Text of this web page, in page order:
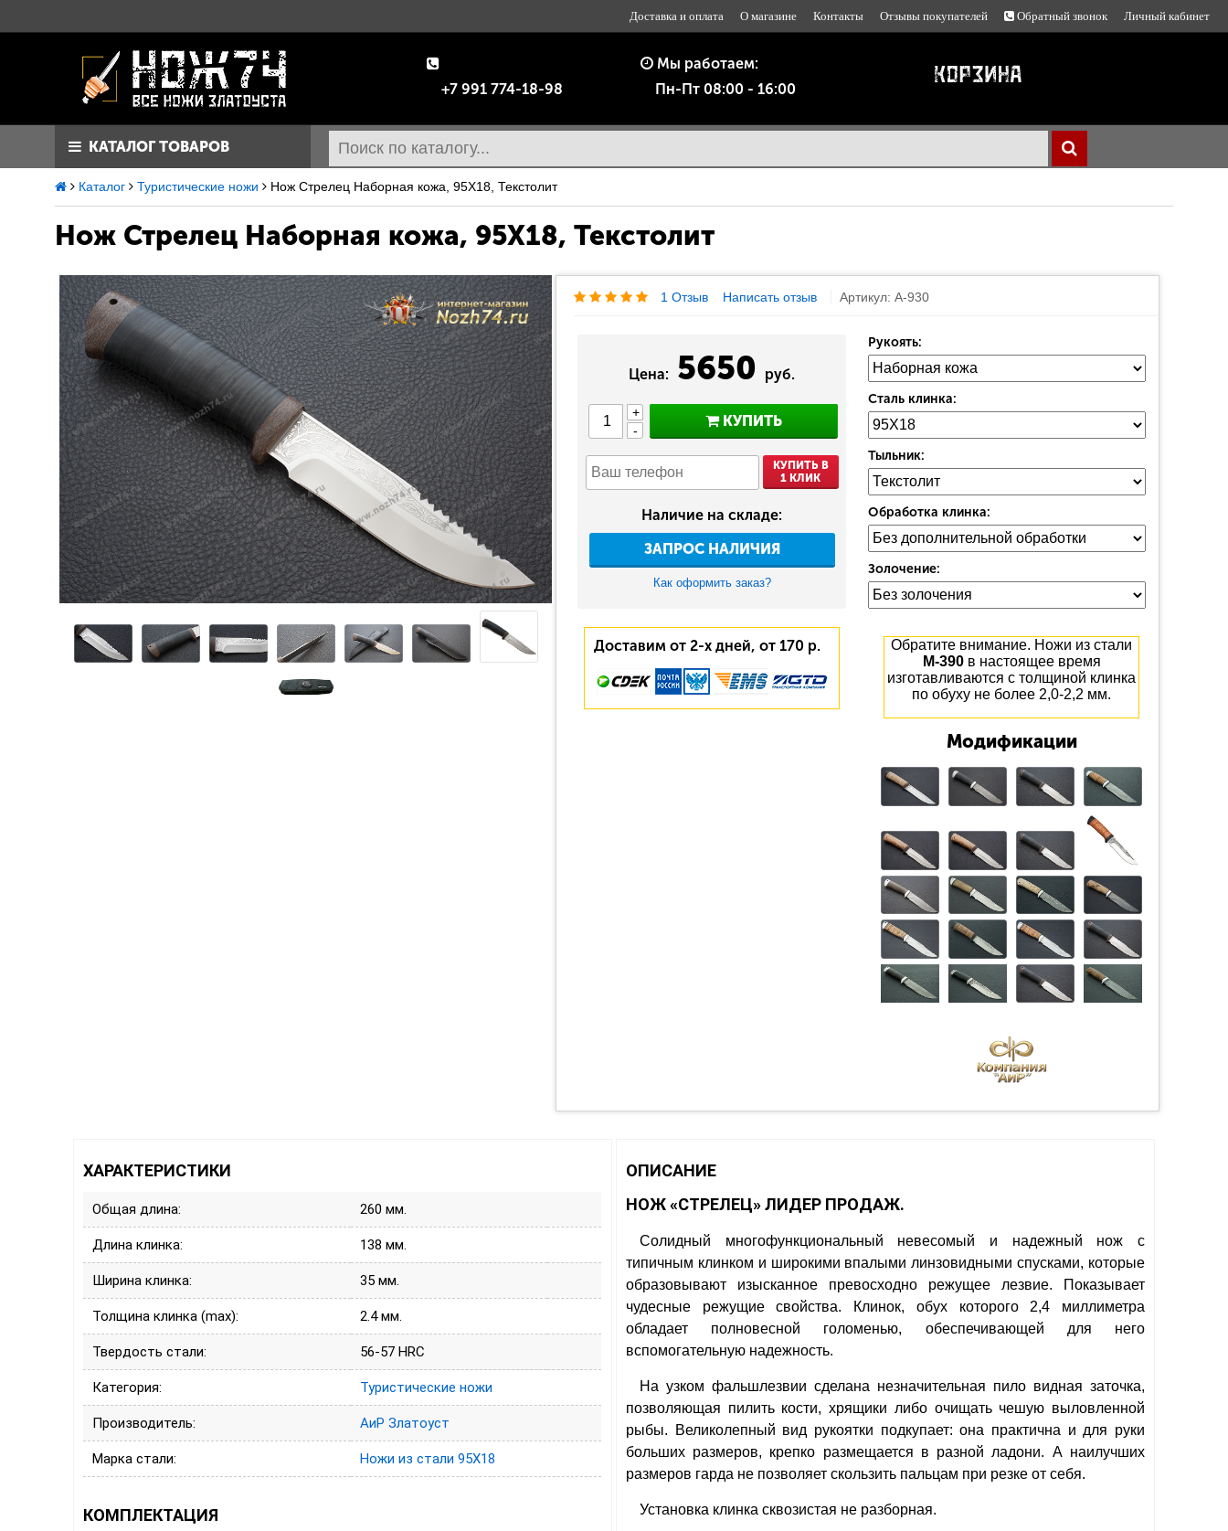
Доставка и оплата О магазине Контакты Отзывы покупателей Обратный звонок Личный кабинет
+7 991 774-18-98
Мы работаем:
Пн-Пт 08:00 - 16:00
КАТАЛОГ ТОВАРОВ
Каталог Туристические ножи Нож Стрелец Наборная кожа, 95Х18, Текстолит
Нож Стрелец Наборная кожа, 95Х18, Текстолит
1 Отзыв Написать отзыв Артикул: A-930
Цена: 5650 руб.
+
-
КУПИТЬ
КУПИТЬ В
1 КЛИК
Наличие на складе:
ЗАПРОС НАЛИЧИЯ
Как оформить заказ?
Доставим от 2-х дней, от 170 р.
Рукоять:
Сталь клинка:
Тыльник:
Обработка клинка:
Золочение:
Обратите внимание. Ножи из стали
М-390в настоящее время
изготавливаются с толщиной клинка
по обуху не более 2,0-2,2 мм.
Модификации
ХАРАКТЕРИСТИКИ
Общая длина: 260 мм.
Длина клинка: 138 мм.
Ширина клинка: 35 мм.
Толщина клинка (max): 2.4 мм.
Твердость стали: 56-57 HRC
Категория: Туристические ножи
Производитель: АиР Златоуст
Марка стали: Ножи из стали 95Х18
КОМПЛЕКТАЦИЯ
ОПИСАНИЕ
НОЖ «СТРЕЛЕЦ» ЛИДЕР ПРОДАЖ.
Солидный многофункциональный невесомый и надежный нож с
типичным клинком и широкими впалыми линзовидными спусками, которые
образовывают изысканное превосходно режущее лезвие. Показывает
чудесные режущие свойства. Клинок, обух которого 2,4 миллиметра
обладает полновесной голоменью, обеспечивающей для него
вспомогательную надежность.
На узком фальшлезвии сделана незначительная пило видная заточка,
позволяющая пилить кости, хрящики либо очищать чешую выловленной
рыбы. Великолепный вид рукоятки подкупает: она практична и для руки
больших размеров, крепко размещается в разной ладони. А наилучших
размеров гарда не позволяет скользить пальцам при резке от себя.
Установка клинка сквозистая не разборная.